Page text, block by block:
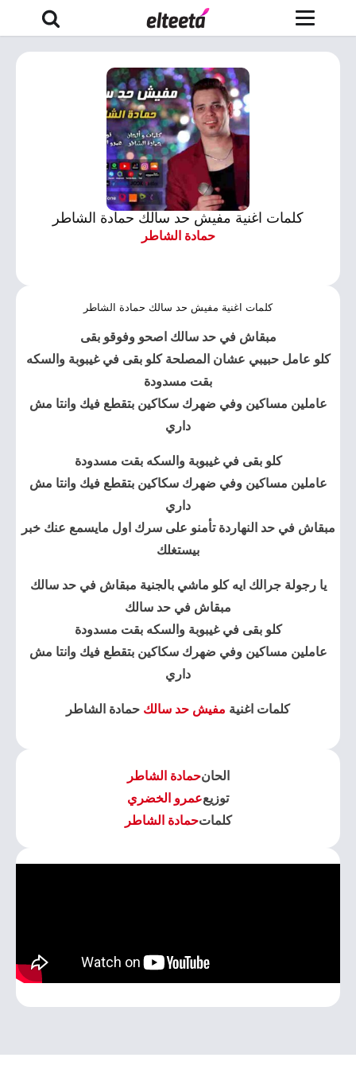
كلمات اغنية مفيش حد سالك حمادة الشاطر
حمادة الشاطر
كلمات اغنية مفيش حد سالك حمادة الشاطر
مبقاش فيحد سالك اصحو وفوقو بقى
كلو عامل حبيبي عشان المصلحة كلو بقى في غيبوبة والسكه
بقت مسدودة
عاملين مساكين وفي ضهرك سكاكين بتقطع فيك وانتا مش
داري
كلو بقى في غيبوبة والسكه بقت مسدودة
عاملين مساكين وفي ضهرك سكاكين بتقطع فيك وانتا مش
داري
مبقاش في حد النهاردة تأمنو على سرك اول مايسمع عنك خبر
بيستغلك
يا رجولة جرالك ايه كلو ماشي بالجنية مبقاش في حد سالك
مبقاش في حد سالك
كلو بقى في غيبوبة والسكه بقت مسدودة
عاملين مساكين وفي ضهرك سكاكين بتقطع فيك وانتا مش
داري
كلمات اغنية مفيش حد سالك حمادة الشاطر
الحانحمادة الشاطر
توزيععمرو الخضري
كلماتحمادة الشاطر